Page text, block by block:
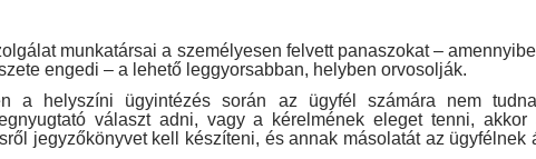
munkatársai a személyesen felvett panaszokat –
engedi – a lehető leggyorsabban, helyben orvosolják.
a helyszíni ügyintézés során az ügyfél számára nem
választ adni, vagy a kérelmének eleget tenni, akkor
jegyzőkönyvet kell készíteni, és annak másolatát az ügyfélnek